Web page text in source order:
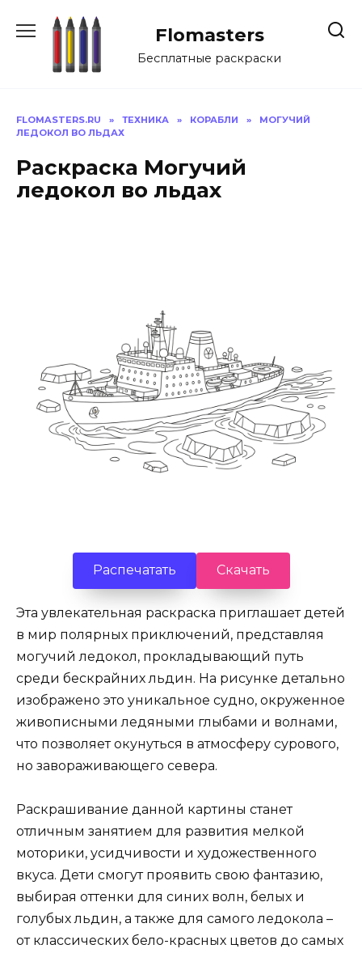
Flomasters
Бесплатные раскраски
FLOMASTERS.RU » ТЕХНИКА » КОРАБЛИ »
МОГУЧИЙ
ЛЕДОКОЛ ВО ЛЬДАХ
Раскраска Могучий
ледокол во льдах
Распечатать Скачать
Эта увлекательная раскраска приглашает детей
в мир полярных приключений, представляя
могучий ледокол, прокладывающий путь
среди бескрайних льдин. На рисунке детально
изображено это уникальное судно, окруженное
живописными ледяными глыбами и волнами,
что позволяет окунуться в атмосферу сурового,
но завораживающего севера.
Раскрашивание данной картины станет
отличным занятием для развития мелкой
моторики, усидчивости и художественного
вкуса. Дети смогут проявить свою фантазию,
выбирая оттенки для синих волн, белых и
голубых льдин, а также для самого ледокола –
от классических бело-красных цветов до самых